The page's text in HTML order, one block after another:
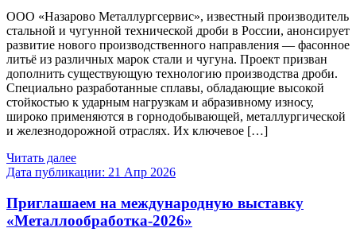
ООО «Назарово Металлургсервис», известный производитель
стальной и чугунной технической дроби в России, анонсирует
развитие нового производственного направления — фасонное
литьё из различных марок стали и чугуна. Проект призван
дополнить существующую технологию производства дроби.
Специально разработанные сплавы, обладающие высокой
стойкостью к ударным нагрузкам и абразивному износу,
широко применяются в горнодобывающей, металлургической
и железнодорожной отраслях. Их ключевое […]
Читать далее
Дата публикации: 21 Апр 2026
Приглашаем на международную выставку
«Металлообработка-2026»